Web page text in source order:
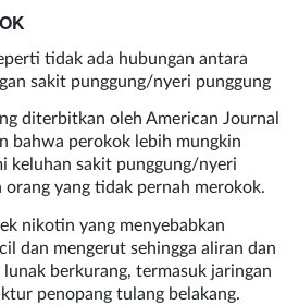
tidak ada hubungan antara
sakit punggung/nyeri punggung
diterbitkan oleh American Journal
bahwa perokok lebih mungkin
keluhan sakit punggung/nyeri
orang yang tidak pernah merokok.
nikotin yang menyebabkan
dan mengerut sehingga aliran dan
berkurang, termasuk jaringan
penopang tulang belakang.